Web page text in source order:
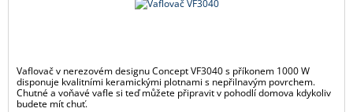
Vaflovač v nerezovém designu Concept VF3040 s příkonem 1000 W
disponuje kvalitními keramickými plotnami s nepřilnavým povrchem.
Chutné a voňavé vafle si teď můžete připravit v pohodlí domova kdykoliv
budete mít chuť.